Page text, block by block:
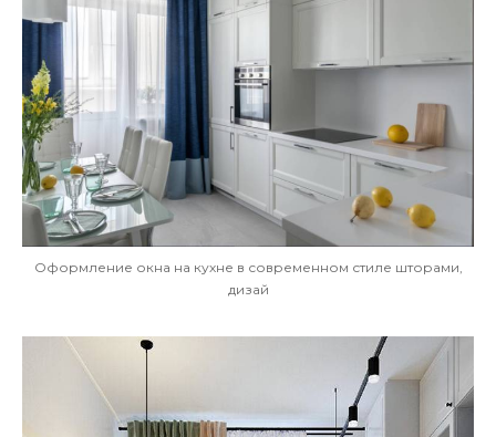
Оформление окна на кухне в современном стиле шторами,
дизай